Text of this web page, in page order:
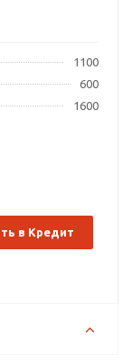
1100
600
1600
в Кредит